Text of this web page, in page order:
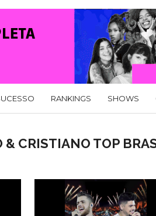
RANKINGS SHOWS
& CRISTIANO TOP